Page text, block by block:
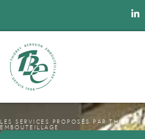
LES SERVICES PROPOSÉS PAR THIERRY
EMBOUTEILLAGE